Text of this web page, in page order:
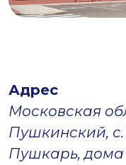
Адрес
Московская
Пушкинский,
Пушкарь, дома